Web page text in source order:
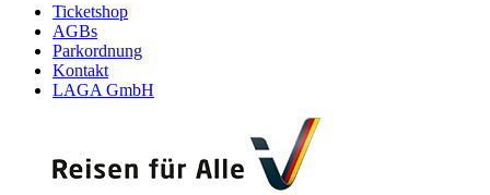
Ticketshop
AGBs
Parkordnung
Kontakt
LAGA GmbH